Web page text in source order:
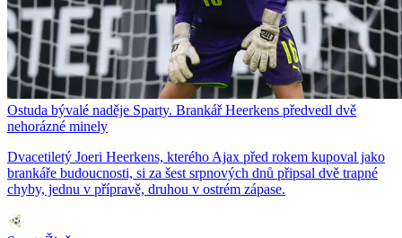
Ostuda bývalé naděje Sparty. Brankář Heerkens předvedl dvě
nehorázné minely
Dvacetiletý Joeri Heerkens, kterého Ajax před rokem kupoval jako
brankáře budoucnosti, si za šest srpnových dnů připsal dvě trapné
chyby, jednu v přípravě, druhou v ostrém zápase.